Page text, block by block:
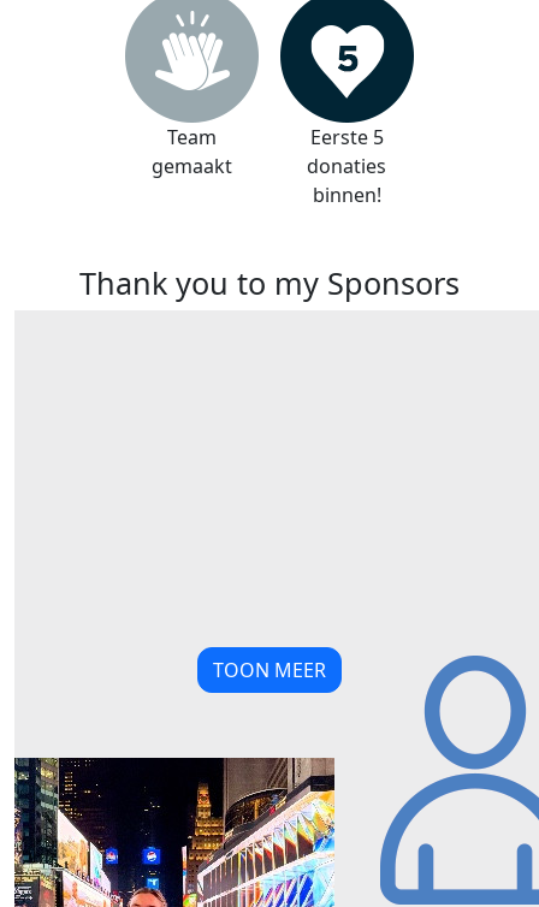
Team
gemaakt
Eerste 5
donaties
binnen!
Thank you to my Sponsors
TOON MEER